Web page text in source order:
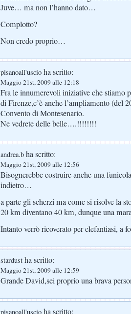
Juve… ma non l’hanno dato…
Complotto?
Non credo proprio…
pisanoall'uscio ha scritto:
Maggio 21st, 2009 alle 12:18
Fra le innumerevoli iniziative che stiamo
di Firenze,c’è anche l’ampliamento (del
Convento di Montesenario.
Ne vedrete delle belle….!!!!!!!!
andrea.b ha scritto:
Maggio 21st, 2009 alle 12:56
Bisognerebbe costruire anche una
indietro…
a parte gli scherzi ma come si risolve la
20 km diventano 40 km, dunque una
Intanto verrò ricoverato per elefantiasi, a
stardust ha scritto:
Maggio 21st, 2009 alle 12:59
Grande David,sei proprio una brava
pisanoall'uscio ha scritto: